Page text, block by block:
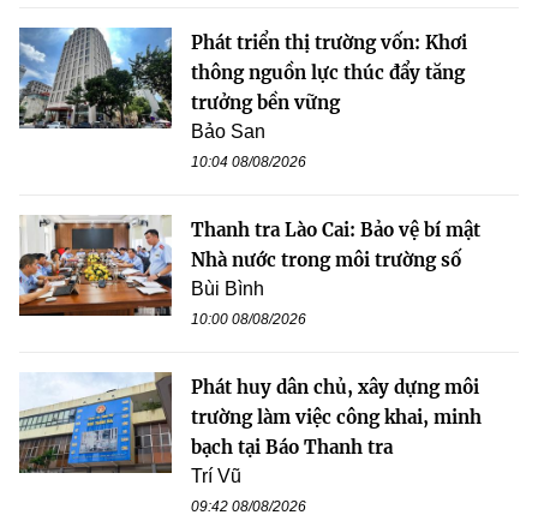
Phát triển thị trường vốn: Khơi
thông nguồn lực thúc đẩy tăng
trưởng bền vững
Bảo San
10:04 08/08/2026
Thanh tra Lào Cai: Bảo vệ bí mật
Nhà nước trong môi trường số
Bùi Bình
10:00 08/08/2026
Phát huy dân chủ, xây dựng môi
trường làm việc công khai, minh
bạch tại Báo Thanh tra
Trí Vũ
09:42 08/08/2026